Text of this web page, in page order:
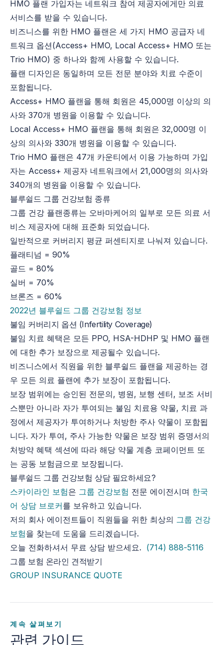
HMO 플랜 가입자는 네트워크 참여 제공자에게만 의료
서비스를 받을 수 있습니다.
비즈니스를 위한 HMO 플랜은 세 가지 HMO 공급자 네
트워크 옵션(Access+ HMO, Local Access+ HMO 또는
Trio HMO) 중 하나와 함께 사용할 수 있습니다.
플랜 디자인은 동일하며 모든 전문 분야와 치료 수준이
포함됩니다.
Access+ HMO 플랜을 통해 회원은 45,000명 이상의 의
사와 370개 병원을 이용할 수 있습니다.
Local Access+ HMO 플랜을 통해 회원은 32,000명 이
상의 의사와 330개 병원을 이용할 수 있습니다.
Trio HMO 플랜은 47개 카운티에서 이용 가능하며 가입
자는 Access+ 제공자 네트워크에서 21,000명의 의사와
340개의 병원을 이용할 수 있습니다.
블루쉴드 그룹 건강보험 종류
그룹 건강 플랜종류는 오바마케어의 일부로 모든 의료 서
비스 제공자에 대해 표준화 되었습니다.
일반적으로 커버리지 평균 퍼센티지로 나눠져 있습니다.
플래티넘 = 90%
골드 = 80%
실버 = 70%
브론즈 = 60%
2022년 블루쉴드 그룹 건강보험 정보
불임 커버리지 옵션 (Infertility Coverage)
불임 치료 혜택은 모든 PPO, HSA-HDHP 및 HMO 플랜
에 대한 추가 보장으로 제공될수 있습니다.
비즈니스에서 직원을 위한 블루쉴드 플랜을 제공하는 경
우 모든 의료 플랜에 추가 보장이 포함됩니다.
보장 범위에는 승인된 전문의, 병원, 보행 센터, 보조 서비
스뿐만 아니라 자가 투여되는 불임 치료용 약물, 치료 과
정에서 제공자가 투여하거나 처방한 주사 약물이 포함됩
니다. 자가 투여, 주사 가능한 약물은 보장 범위 증명서의
처방약 혜택 섹션에 따라 해당 약물 계층 코페이먼트 또
는 공동 보험금으로 보장됩니다.
블루쉴드 그룹 건강보험 상담 필요하세요?
스카이라인 보험은 그룹 건강보험 전문 에이전시며 한국
어 상담 브로커를 보유하고 있습니다.
저의 회사 에이전트들이 직원들을 위한 최상의 그룹 건강
보험을 찾는데 도움을 드리겠습니다.
오늘 전화하셔서 무료 상담 받으세요. (714) 888-5116
그룹 보험 온라인 견적받기
GROUP INSURANCE QUOTE
계속 살펴보기
관련 가이드